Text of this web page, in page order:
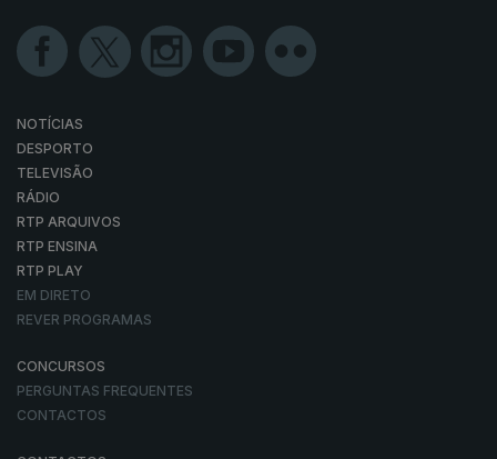
NOTÍCIAS
DESPORTO
TELEVISÃO
RÁDIO
RTP ARQUIVOS
RTP ENSINA
RTP PLAY
EM DIRETO
REVER PROGRAMAS
CONCURSOS
PERGUNTAS FREQUENTES
CONTACTOS